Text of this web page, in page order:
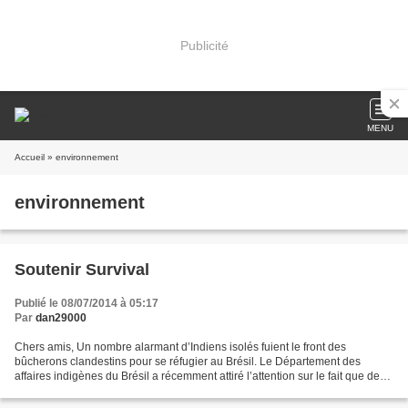
Publicité
MENU
Accueil » environnement
environnement
Soutenir Survival
Publié le 08/07/2014 à 05:17
Par dan29000
Chers amis, Un nombre alarmant d’Indiens isolés fuient le front des
bûcherons clandestins pour se réfugier au Brésil. Le Département des
affaires indigènes du Brésil a récemment attiré l’attention sur le fait que des